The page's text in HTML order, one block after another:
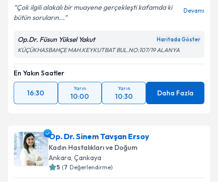
Çok ilgili alakalı bir muayene gerçekleşti kafamda ki
bütün soruların...
Devamı
Op.Dr. Füsun Yüksel Yakut Haritada Göster
KÜÇÜKHASBAHÇE MAH.KEYKUTBAT BUL.NO:107/19 ALANYA
En Yakın Saatler
16:30
Yarın
10:00
Yarın
10:30 Daha Fazla
Op. Dr. Sinem Tavşan Ersoy
Kadın Hastalıkları ve Doğum
Ankara, Çankaya
5 (7 Değerlendirme)